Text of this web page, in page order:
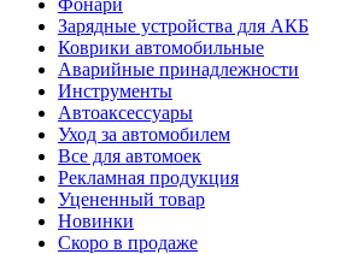
Фонари
Зарядные устройства для АКБ
Коврики автомобильные
Аварийные принадлежности
Инструменты
Автоаксессуары
Уход за автомобилем
Все для автомоек
Рекламная продукция
Уцененный товар
Новинки
Скоро в продаже